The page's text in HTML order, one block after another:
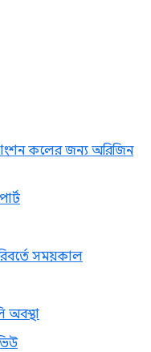
কলের জন্য অরিজিন
সময়কাল
অবস্থা